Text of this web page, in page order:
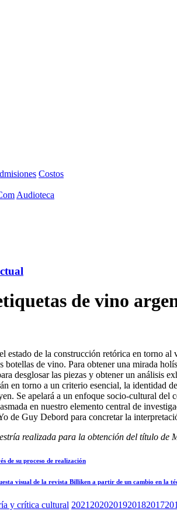
Costos
Audioteca
de vino
estado de la construcción retórica en torno
de vino. Para obtener una mirada
desglosar las piezas y obtener un análisis
en torno a un criterio esencial, la
Se apelará a un enfoque socio-cultural
en nuestro elemento central de
de Guy Debord para concretar la
realizada para la obtención del título de
de su proceso de realización
visual de la revista Billiken a partir de un cambio en la
y crítica cultural 20212020201920182017